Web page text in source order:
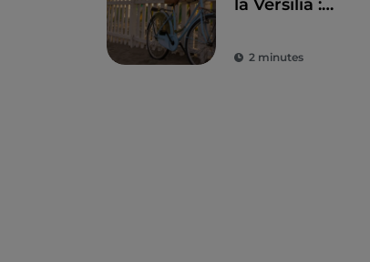
la Versilia :
Pietrasanta,
2 minutes